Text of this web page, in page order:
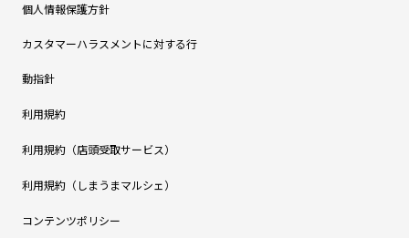
個人情報保護方針
カスタマーハラスメントに対する行
動指針
利用規約
利用規約（店頭受取サービス）
利用規約（しまうまマルシェ）
コンテンツポリシー